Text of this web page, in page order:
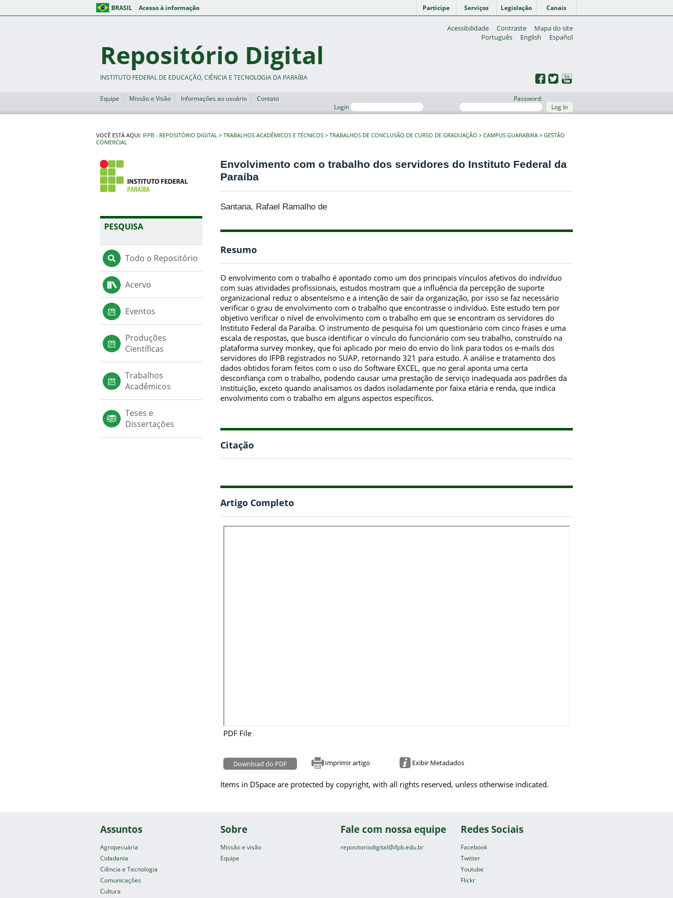
BRASIL Acesso à informação Participe Serviços Legislação Canais
Acessibilidade Contraste
Mapa do site
Português
English Español
Repositório Digital
INSTITUTO FEDERAL DE EDUCAÇÃO, CIÊNCIA E TECNOLOGIA DA PARAÍBA
Equipe Missão e Visão Informações ao usuário
Contato
Login
Password:
Log In
VOCÊ ESTÁ AQUI: IFPB - REPOSITÓRIO DIGITAL TRABALHOS ACADÊMICOS E TÉCNICOS TRABALHOS DE CONCLUSÃO DE CURSO DE GRADUAÇÃO CAMPUS GUARABIRA
GESTÃO
COMERCIAL
PESQUISA
Todo o Repositório
Acervo
Eventos
Produções
Científicas
Trabalhos
Acadêmicos
Teses e
Dissertações
Envolvimento com o trabalho dos servidores do Instituto Federal da
Paraíba
Santana, Rafael Ramalho de
Resumo
O envolvimento com o trabalho é apontado como um dos principais vínculos afetivos do indivíduo
com suas atividades profissionais, estudos mostram que a influência da percepção de suporte
organizacional reduz o absenteísmo e a intenção de sair da organização, por isso se faz necessário
verificar o grau de envolvimento com o trabalho que encontrasse o indivíduo. Este estudo tem por
objetivo verificar o nível de envolvimento com o trabalho em que se encontram os servidores do
Instituto Federal da Paraíba. O instrumento de pesquisa foi um questionário com cinco frases e uma
escala de respostas, que busca identificar o vínculo do funcionário com seu trabalho, construído na
plataforma survey monkey, que foi aplicado por meio do envio do link para todos os e-mails dos
servidores do IFPB registrados no SUAP, retornando 321 para estudo. A análise e tratamento dos
dados obtidos foram feitos com o uso do Software EXCEL, que no geral aponta uma certa
desconfiança com o trabalho, podendo causar uma prestação de serviço inadequada aos padrões da
instituição, exceto quando analisamos os dados isoladamente por faixa etária e renda, que indica
envolvimento com o trabalho em alguns aspectos específicos.
Citação
Artigo Completo
PDF File
Download do PDF Imprimir artigo Exibir Metadados
Items in DSpace are protected by copyright, with all rights reserved, unless otherwise indicated.
Assuntos
Agropecuária
Cidadania
Ciência e Tecnologia
Comunicações
Cultura
Sobre
Missão e visão
Equipe
Fale com nossa equipe
repositoriodigital@ifpb.edu.br
Redes Sociais
Facebook
Twitter
Youtube
Flickr